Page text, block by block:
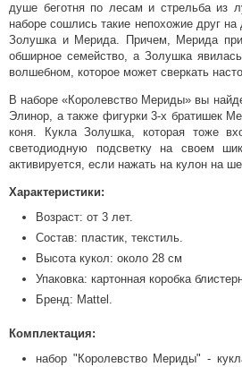
душе беготня по лесам и стрельба из
наборе сошлись такие непохожие друг
Золушка и Мерида. Причем, Мерида
обширное семейство, а Золушка
волшебном, которое может сверкать
В наборе «Королевство Мериды» вы
Элинор, а также фигурки 3-х братишек
коня. Кукла Золушка, которая тоже
светодиодную подсветку на своем
активируется, если нажать на кулон на
Характеристики:
Возраст: от 3 лет.
Состав: пластик, текстиль.
Высота кукол: около 28 см
Упаковка: картонная коробка
Бренд: Mattel.
Комплектация:
набор "Королевство Мериды" -